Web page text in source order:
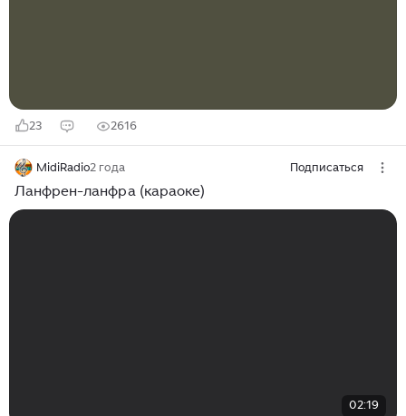
23 2616
MidiRadio2 года Подписаться
Ланфрен-ланфра (караоке)
02:19